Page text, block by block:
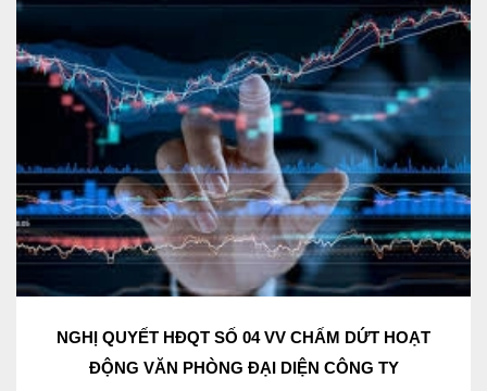
NGHỊ QUYẾT HĐQT SỐ 04 VV CHẤM DỨT HOẠT
ĐỘNG VĂN PHÒNG ĐẠI DIỆN CÔNG TY